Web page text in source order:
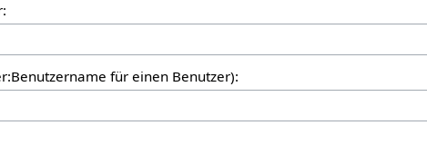
für einen Benutzer):